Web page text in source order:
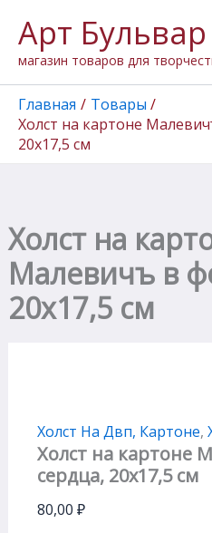
содержимому
Арт Бульвар
магазин товаров для
Главная
Товары
Холст на картоне
20х17,5 см
Холст на
Малевичъ в
20х17,5 см
Холст На Двп, Картоне,
Холст на картоне
сердца, 20х17,5 см
80,00 ₽
товара
Холст
на
картоне
Малевичъ
форме
сердца,